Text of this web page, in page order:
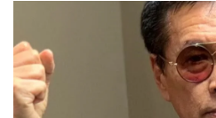
ซบุ๊กว่า อาหารเพื่อตนเองและชีวิ